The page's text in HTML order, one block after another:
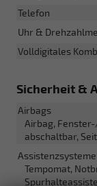
Telefon
Uhr &
Volldigitales
Sicherheit &
Airbags
Airbag,
abschaltbar,
Assistenzsysteme
Tempomat,